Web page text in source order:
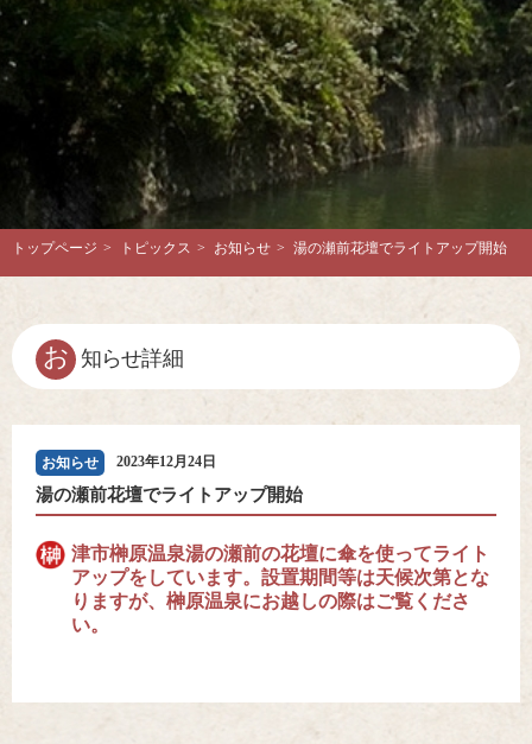
トップページ > トピックス > お知らせ > 湯の瀬前花壇でライトアップ開始
お 知らせ詳細
お知らせ 2023年12月24日
湯の瀬前花壇でライトアップ開始
津市榊原温泉湯の瀬前の花壇に傘を使ってライト
アップをしています。設置期間等は天候次第とな
りますが、榊原温泉にお越しの際はご覧くださ
い。